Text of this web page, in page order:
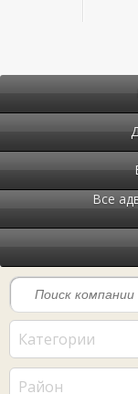
Все
Категории
Район